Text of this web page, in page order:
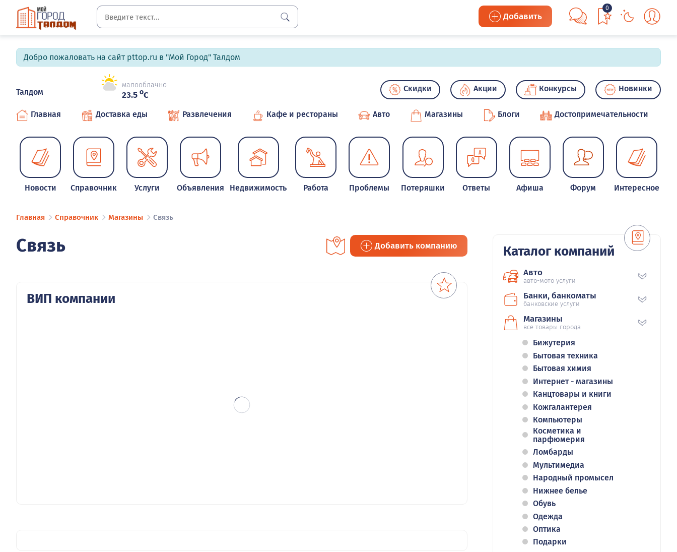
Добавить
0
Добро пожаловать на сайт pttop.ru в "Мой Город" Талдом
Талдом
малооблачно
23.5 oC
Скидки Акции Конкурсы Новинки
Главная Доставка еды Развлечения Кафе и рестораны Авто Магазины Блоги Достопримечательности
Новости Справочник Услуги Объявления Недвижимость Работа Проблемы Потеряшки Ответы Афиша Форум Интересное
Главная Справочник Магазины Связь
Связь Добавить компанию
ВИП компании
Каталог компаний
Авто
авто-мото услуги
Банки, банкоматы
банковские услуги
Магазины
все товары города
Бижутерия
Бытовая техника
Бытовая химия
Интернет - магазины
Канцтовары и книги
Кожгалантерея
Компьютеры
Косметика и
парфюмерия
Ломбарды
Мультимедиа
Народный промысел
Нижнее белье
Обувь
Одежда
Оптика
Подарки